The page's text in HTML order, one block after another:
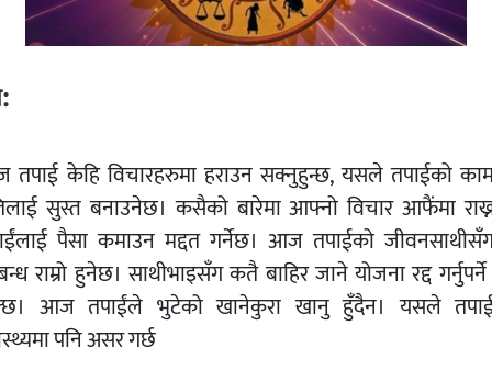
केहि विचारहरुमा हराउन सक्नुहुन्छ, यसले तपाईको
सुस्त बनाउनेछ। कसैको बारेमा आफ्नो विचार आफैंमा
पैसा कमाउन मद्दत गर्नेछ। आज तपाईको
राम्रो हुनेछ। साथीभाइसँग कतै बाहिर जाने योजना रद्द
आज तपाईंले भुटेको खानेकुरा खानु हुँदैन। यसले
पनि असर गर्छ